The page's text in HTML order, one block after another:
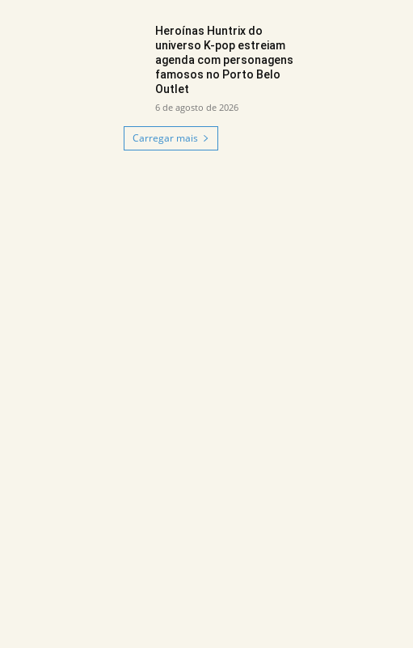
Heroínas Huntrix do
universo K-pop estreiam
agenda com personagens
famosos no Porto Belo
Outlet
6 de agosto de 2026
Carregar mais